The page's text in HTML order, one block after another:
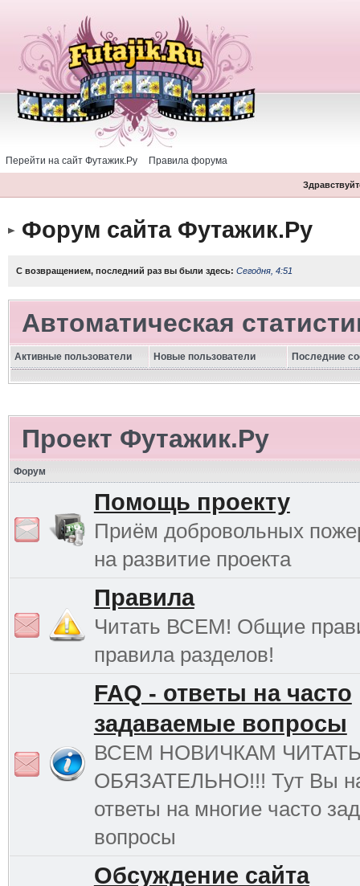
Перейти на сайт Футажик.Ру Правила форума
Форум сайта Футажик.Ру
С возвращением, последний раз вы были здесь: Сегодня, 4:51
Автоматическая
Активные пользователи Новые пользователи Последние
Проект Футажик.Ру
Форум
Помощь проекту
Приём добровольных
на развитие проекта
Правила
Читать ВСЕМ! Общие
правила разделов!
FAQ - ответы на часто
задаваемые вопросы
ВСЕМ НОВИЧКАМ
ОБЯЗАТЕЛЬНО!!! Тут Вы
ответы на многие часто
вопросы
Обсуждение сайта